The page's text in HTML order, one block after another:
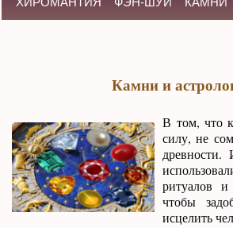
Камни и
В том, что
силу, не
ритуалов
чтобы
исцелить